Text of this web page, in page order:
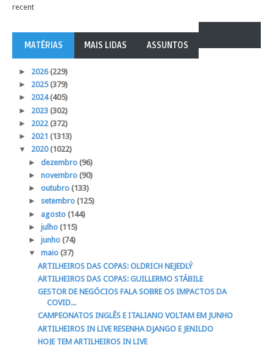
recent
MATÉRIAS MAIS LIDAS ASSUNTOS
► 2026(229)
► 2025(379)
► 2024(405)
► 2023 (302)
► 2022(372)
► 2021 (1313)
▼ 2020(1022)
► dezembro (96)
► novembro (90)
► outubro (133)
► setembro (125)
► agosto (144)
► julho (115)
► junho (74)
▼ maio (37)
ARTILHEIROS DAS COPAS: OLDRICH NEJEDLÝ
ARTILHEIROS DAS COPAS: GUILLERMO STÁBILE
GESTOR DE NEGÓCIOS FALA SOBRE OS IMPACTOS DA
COVID...
CAMPEONATOS INGLÊS E ITALIANO VOLTAM EM JUNHO
ARTILHEIROS IN LIVE RESENHA DJANGO E JENILDO
HOJE TEM ARTILHEIROS IN LIVE